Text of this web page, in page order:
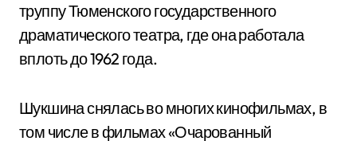
труппу Тюменского государственного
драматического театра, где она работала
вплоть до 1962 года.
Шукшина снялась во многих кинофильмах, в
том числе в фильмах «Очарованный